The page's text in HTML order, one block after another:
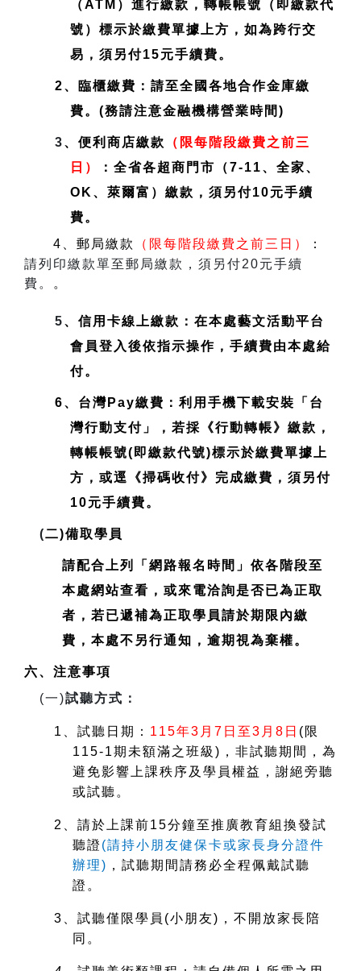
（ATM）進行繳款，轉帳帳號（即繳款代
號）標示於繳費單據上方，如為跨行交
易，須另付15元手續費。
2、臨櫃繳費：請至全國各地合作金庫繳
費。(務請注意金融機構營業時間)
3、便利商店繳款
（限每階段繳費之前三
日）
：全省各超商門市（7-11、全家、
OK、萊爾富）繳款，須另付10元手續
費。
4、郵局繳款
（限每階段繳費之前三日）
：
請列印繳款單至郵局繳款，須另付20元手續
費。
。
5、信用卡線上繳款：在本處藝文活動平台
會員登入後依指示操作，手續費由本處給
付。
6、台灣Pay繳費：利用手機下載安裝「台
灣行動支付」，若採《行動轉帳》繳款，
轉帳帳號(即繳款代號)標示於繳費單據上
方，或逕《掃碼收付》完成繳費，須另付
10元手續費。
(二)備取學員
請配合上列「網路報名時間」依各階段至
本處網站查看，或來電洽詢是否已為正取
者，若已遞補為正取學員請於期限內繳
費，本處不另行通知，逾期視為棄權。
六、注意事項
(一)試聽方式：
1 、試聽日期： 115年3月7日至3月8日 ( 限
115-1期未額滿之班級)，非試聽期間，為
避免影響上課秩序及學員權益，謝絕旁聽
或試聽。
2
、請於上課前15分鐘至推廣教育組換發試
聽證 (請持小朋友健保卡或家長身分證件
辦理) ，試聽期間請務必全程佩戴試聽
證。
3
、試聽僅限學員(小朋友)，不開放家長陪
同。